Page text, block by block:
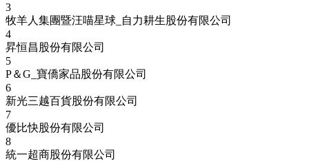
3
牧羊人集團暨汪喵星球_自力耕生股份有限公司
4
昇恒昌股份有限公司
5
P＆G_寶僑家品股份有限公司
6
新光三越百貨股份有限公司
7
優比快股份有限公司
8
統一超商股份有限公司